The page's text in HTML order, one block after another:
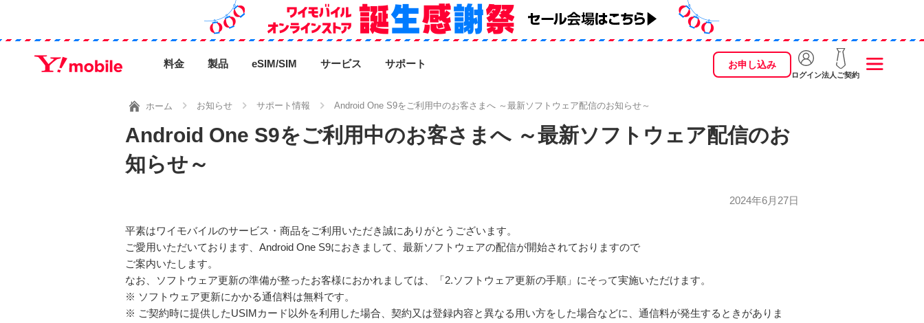
料金 製品 eSIM/SIM サービス サポート お申し込み
ログイン法人ご契約
ホーム お知らせ サポート情報 Android One S9をご利用中のお客さまへ ～最新ソフトウェア配信のお知らせ～
Android One S9をご利用中のお客さまへ ～最新ソフトウェア配信のお
知らせ～
2024年6月27日
平素はワイモバイルのサービス・商品をご利用いただき誠にありがとうございます。
ご愛用いただいております、Android One S9におきまして、最新ソフトウェアの配信が開始されておりますので
ご案内いたします。
なお、ソフトウェア更新の準備が整ったお客様におかれましては、「2.ソフトウェア更新の手順」にそって実施いただけます。
※ ソフトウェア更新にかかる通信料は無料です。
※ ご契約時に提供したUSIMカード以外を利用した場合、契約又は登録内容と異なる用い方をした場合などに、通信料が発生するときがありま